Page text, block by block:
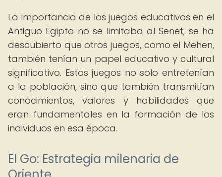
La importancia de los juegos educativos en el
Antiguo Egipto no se limitaba al Senet; se ha
descubierto que otros juegos, como el Mehen,
también tenían un papel educativo y cultural
significativo. Estos juegos no solo entretenían
a la población, sino que también transmitían
conocimientos, valores y habilidades que
eran fundamentales en la formación de los
individuos en esa época.
El Go: Estrategia milenaria de